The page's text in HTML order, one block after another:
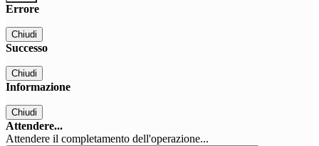
Errore
Chiudi
Successo
Chiudi
Informazione
Chiudi
Attendere...
Attendere il completamento dell'operazione...